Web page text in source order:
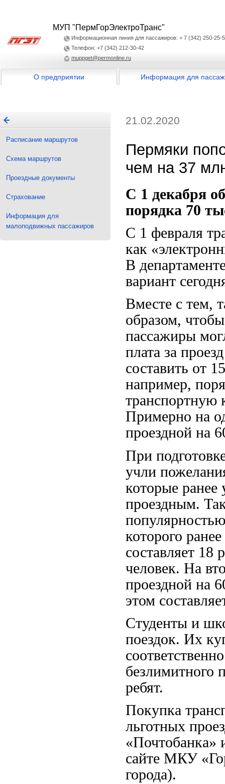
МУП "ПермГорЭлектроТранс"
Информационная линия для пассажиров: + 7 (342) 250-25-
Телефон: +7 (342) 212-30-42
muppget@permonline.ru
О предприятии Информация для
Расписание маршрутов
Схема маршрутов
Проездные документы
Страхование
Информация для
малоподвижных пассажиров
21.02.2020
Пермяки
чем на 37
С 1 декабря
порядка 70
С 1 февраля
как
В
вариант
Вместе с тем,
образом,
пассажиры
плата за
составить от
например,
транспортную
Примерно на
проездной на
При
учли
которые ранее
проездным.
которого
составляет 18
человек. На
проездной на
этом
Студенты и
поездок. Их
безлимитного
ребят.
Покупка
льготных
«Почтобанка»
сайте МКУ
города).